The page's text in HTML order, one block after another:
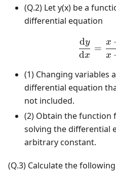
(Q.2) Let y(x) be a
differential equation
dx
dy
=
x
x
(1) Changing variables
differential equation
not included.
(2) Obtain the function
solving the differential
arbitrary constant.
(Q.3) Calculate the